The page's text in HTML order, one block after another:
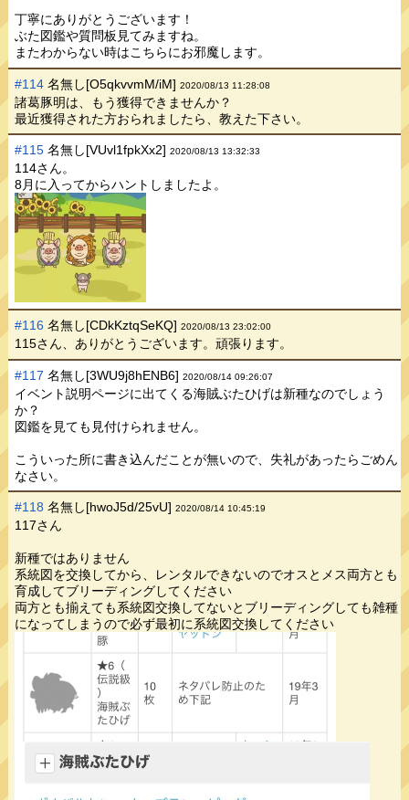
丁寧にありがとうございます！
ぶた図鑑や質問板見てみますね。
またわからない時はこちらにお邪魔します。
#114 名無し[O5qkvvmM/iM]2020/08/13 11:28:08
諸葛豚明は、もう獲得できませんか？
最近獲得された方おられましたら、教えた下さい。
#115 名無し[VUvl1fpkXx2]2020/08/13 13:32:33
114さん。
8月に入ってからハントしましたよ。
#116 名無し[CDkKztqSeKQ]2020/08/13 23:02:00
115さん、ありがとうございます。頑張ります。
#117 名無し[3WU9j8hENB6]2020/08/14 09:26:07
イベント説明ページに出てくる海賊ぶたひげは新種なのでしょう
か？
図鑑を見ても見付けられません。
こういった所に書き込んだことが無いので、失礼があったらごめん
なさい。
#118 名無し[hwoJ5d/25vU]2020/08/14 10:45:19
117さん
新種ではありません
系統図を交換してから、レンタルできないのでオスとメス両方とも
育成してブリーディングしてください
両方とも揃えても系統図交換してないとブリーディングしても雑種
になってしまうので必ず最初に系統図交換してください